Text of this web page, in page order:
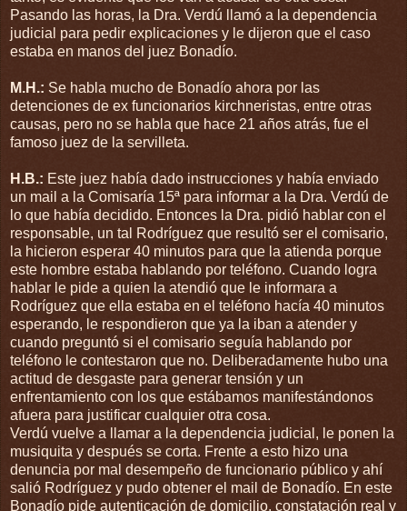
Pasando las horas, la Dra. Verdú llamó a la dependencia
judicial para pedir explicaciones y le dijeron que el caso
estaba en manos del juez Bonadío.
M.H.: Se habla mucho de Bonadío ahora por las
detenciones de ex funcionarios kirchneristas, entre otras
causas, pero no se habla que hace 21 años atrás, fue el
famoso juez de la servilleta.
H.B.: Este juez había dado instrucciones y había enviado
un mail a la Comisaría 15ª para informar a la Dra. Verdú de
lo que había decidido. Entonces la Dra. pidió hablar con el
responsable, un tal Rodríguez que resultó ser el comisario,
la hicieron esperar 40 minutos para que la atienda porque
este hombre estaba hablando por teléfono. Cuando logra
hablar le pide a quien la atendió que le informara a
Rodríguez que ella estaba en el teléfono hacía 40 minutos
esperando, le respondieron que ya la iban a atender y
cuando preguntó si el comisario seguía hablando por
teléfono le contestaron que no. Deliberadamente hubo una
actitud de desgaste para generar tensión y un
enfrentamiento con los que estábamos manifestándonos
afuera para justificar cualquier otra cosa.
Verdú vuelve a llamar a la dependencia judicial, le ponen la
musiquita y después se corta. Frente a esto hizo una
denuncia por mal desempeño de funcionario público y ahí
salió Rodríguez y pudo obtener el mail de Bonadío. En este
Bonadío pide autenticación de domicilio, constatación real y